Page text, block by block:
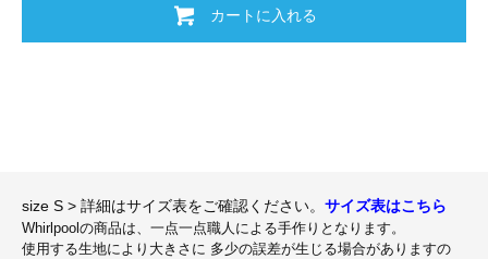
カートに入れる
size S > 詳細はサイズ表をご確認ください。 サイズ表はこちら
Whirlpoolの商品は、一点一点職人による手作りとなります。
使用する生地により大きさに 多少の誤差が生じる場合がありますの